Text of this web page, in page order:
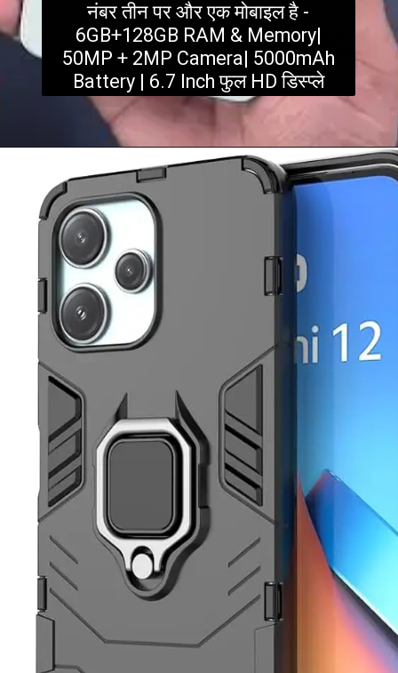
नंबर तीन पर और एक मोबाइल है -
6GB+128GB RAM & Memory|
50MP + 2MP Camera| 5000mAh
Battery | 6.7 Inch फुल HD डिस्प्ले